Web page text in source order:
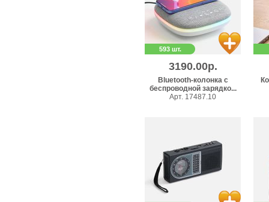
593 шт.
3190.00р.
Bluetooth-колонка с
беспроводной зарядко...
Арт. 17487.10